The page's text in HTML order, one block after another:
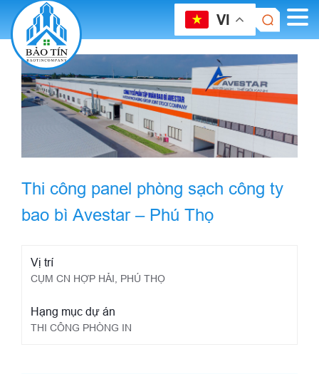
VI
Thi công panel phòng sạch công ty
bao bì Avestar – Phú Thọ
Vị trí
CỤM CN HỢP HẢI, PHÚ THỌ
Hạng mục dự án
THI CÔNG PHÒNG IN